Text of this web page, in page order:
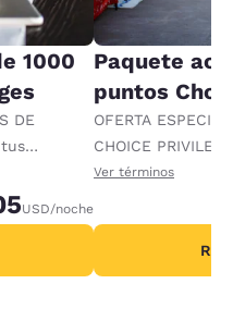
1000
DE
tus
USD/noche
Paquete
puntos
OFERTA
CHOICE
recompensas al
Ver términos